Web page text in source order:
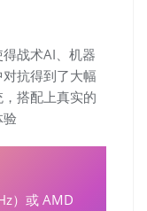
战术AI、机器
抗得到了大幅
搭配上真实的
）或 AMD